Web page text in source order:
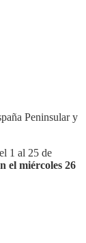
Peninsular y
1 al 25 de
el miércoles 26